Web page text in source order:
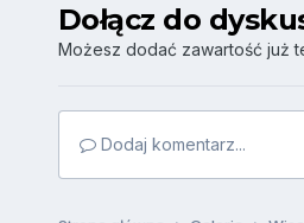
Dołącz do
Możesz dodać zawartość już
Dodaj komentarz...